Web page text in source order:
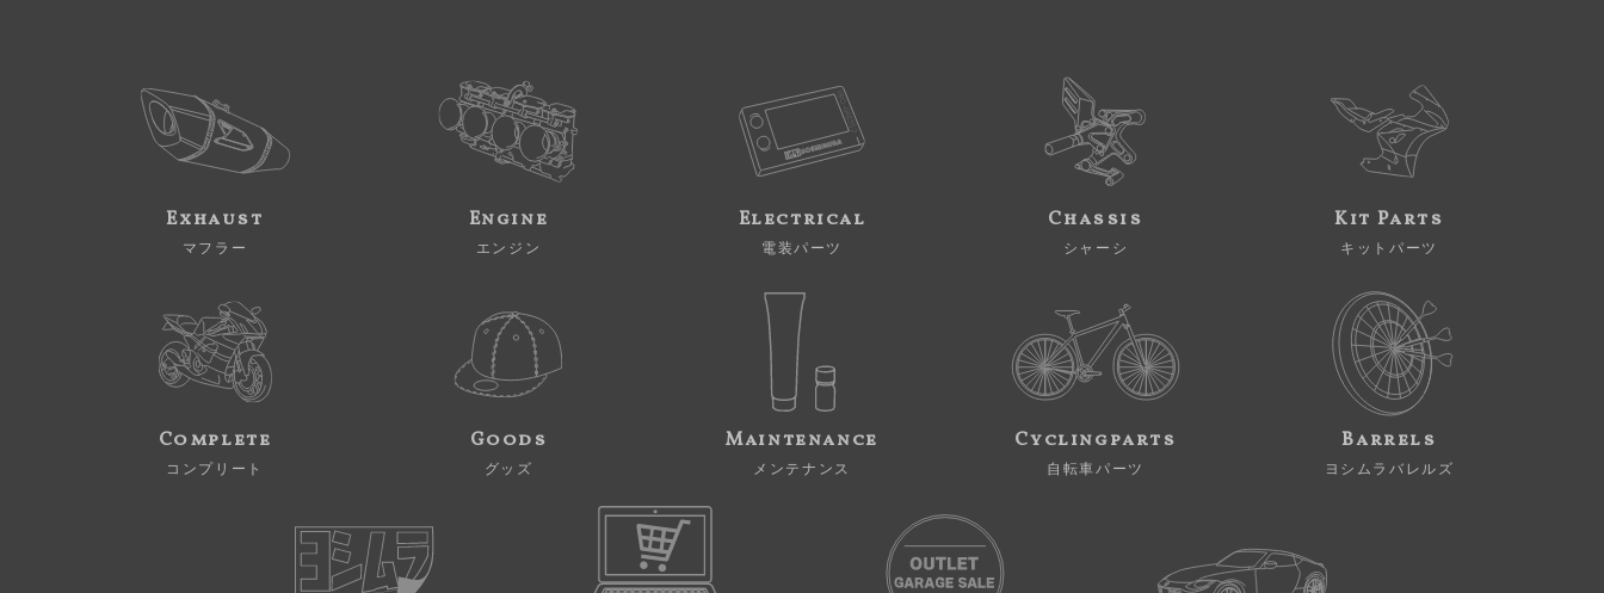
Exhaust
マフラー
Engine
エンジン
Electrical
電装パーツ
Chassis
シャーシ
Kit Parts
キットパーツ
Complete
コンプリート
Goods
グッズ
Maintenance
メンテナンス
Cyclingparts
自転車パーツ
Barrels
ヨシムラバレルズ